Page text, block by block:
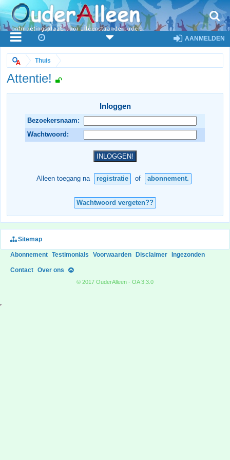
AANMELDEN
Thuis
Attentie!
Inloggen
Bezoekersnaam:
Wachtwoord:
Alleen toegang na registratie of abonnement.
Wachtwoord vergeten??
Sitemap
Abonnement Testimonials Voorwaarden Disclaimer Ingezonden
Contact Over ons
© 2017 OuderAlleen - OA 3.3.0